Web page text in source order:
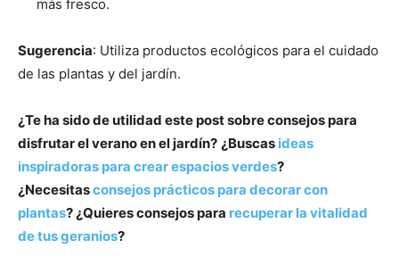
más fresco.
Sugerencia: Utiliza productos ecológicos para el cuidado
de las plantas y del jardín.
¿Te ha sido de utilidad este post sobre consejos para
disfrutar el verano en el jardín? ¿Buscas ideas
inspiradoras para crear espacios verdes?
¿Necesitasconsejos prácticos para decorar con
plantas? ¿Quieres consejos para recuperar la vitalidad
de tus geranios?